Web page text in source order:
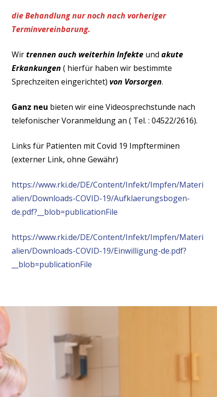
die Behandlung nur noch nach vorheriger
Terminvereinbarung.
Wirtrennen auch weiterhin Infekte und akute
Erkankungen ( hierfür haben wir bestimmte
Sprechzeiten eingerichtet) von Vorsorgen.
Ganz neu bieten wir eine Videosprechstunde nach
telefonischer Voranmeldung an ( Tel. : 04522/2616).
Links für Patienten mit Covid 19 Impfterminen
(externer Link, ohne Gewähr)
https://www.rki.de/DE/Content/Infekt/Impfen/Materi
alien/Downloads-COVID-19/Aufklaerungsbogen-
de.pdf?__blob=publicationFile
https://www.rki.de/DE/Content/Infekt/Impfen/Materi
alien/Downloads-COVID-19/Einwilligung-de.pdf?
__blob=publicationFile